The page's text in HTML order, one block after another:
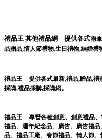
禮品王 其他禮品網 提供各式雨傘
品贈品,情人節禮物,生日禮物,結婚禮
禮品王 提供各式最新,禮品,贈品,禮
採購,禮品採購,採購網。
禮品王 專營各種創意、 創意禮品、
禮品、 週年紀念品、 廣告、 廣告禮品
品、 禮品工廠、 春節禮品、情人節、